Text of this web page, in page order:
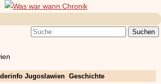
Jugoslawien Geschichte